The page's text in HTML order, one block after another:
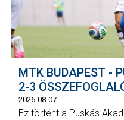
MTK BUDAPEST -
2-3
2026-08-07
Ez történt a Puskás